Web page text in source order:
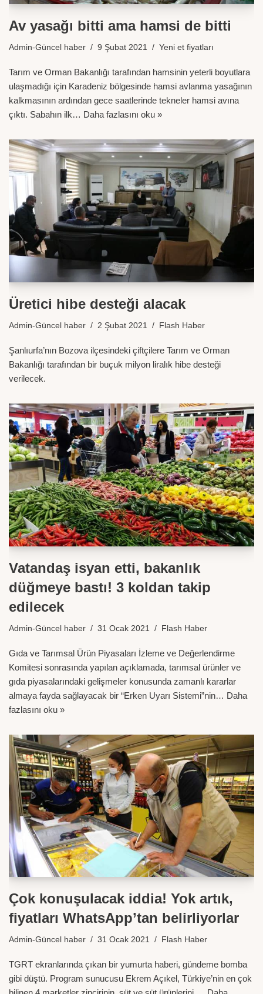
Av yasağı bitti ama hamsi de bitti
Admin-Güncel haber 9 Şubat 2021 Yeni et fiyatları
Tarım ve Orman Bakanlığı tarafından hamsinin yeterli boyutlara
ulaşmadığı için Karadeniz bölgesinde hamsi avlanma yasağının
kalkmasının ardından gece saatlerinde tekneler hamsi avına
çıktı. Sabahın ilk… Daha fazlasını oku »
Üretici hibe desteği alacak
Admin-Güncel haber 2 Şubat 2021 Flash Haber
Şanlıurfa’nın Bozova ilçesindeki çiftçilere Tarım ve Orman
Bakanlığı tarafından bir buçuk milyon liralık hibe desteği
verilecek.
Vatandaş isyan etti, bakanlık
düğmeye bastı! 3 koldan takip
edilecek
Admin-Güncel haber 31 Ocak 2021 Flash Haber
Gıda ve Tarımsal Ürün Piyasaları İzleme ve Değerlendirme
Komitesi sonrasında yapılan açıklamada, tarımsal ürünler ve
gıda piyasalarındaki gelişmeler konusunda zamanlı kararlar
almaya fayda sağlayacak bir “Erken Uyarı Sistemi”nin… Daha
fazlasını oku »
Çok konuşulacak iddia! Yok artık,
fiyatları WhatsApp’tan belirliyorlar
Admin-Güncel haber 31 Ocak 2021 Flash Haber
TGRT ekranlarında çıkan bir yumurta haberi, gündeme bomba
gibi düştü. Program sunucusu Ekrem Açıkel, Türkiye’nin en çok